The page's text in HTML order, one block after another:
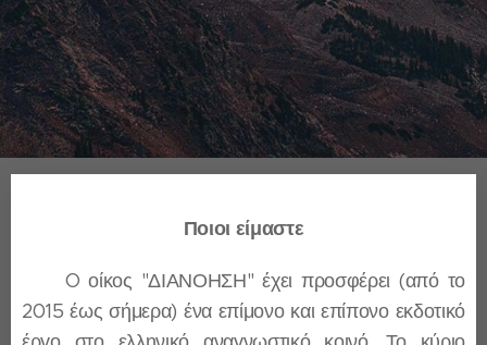
Ποιοι είμαστε
O οίκος "ΔΙΑΝΟΗΣΗ" έχει προσφέρει (από το
2015 έως σήμερα) ένα επίμονο και επίπονο εκδοτικό